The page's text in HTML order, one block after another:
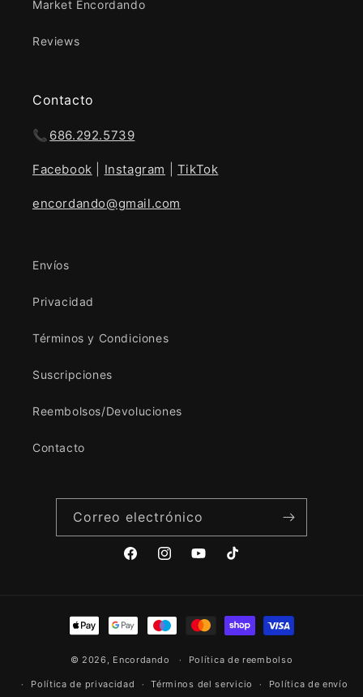
Market Encordando
Reviews
Contacto
📞 686.292.5739
Facebook Instagram TikTok
encordando@gmail.com
Envíos
Privacidad
Términos y Condiciones
Suscripciones
Reembolsos/Devoluciones
Contacto
Correo electrónico
FacebookInstagramYouTubeTikTok
Formas
de
pago
© 2026, Encordando Política de reembolso
Política de privacidad Términos del servicio Política de envío